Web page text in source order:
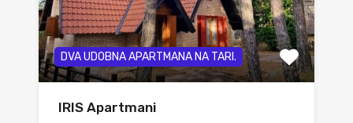
DVA UDOBNA APARTMANA NA TARI.
IRIS Apartmani